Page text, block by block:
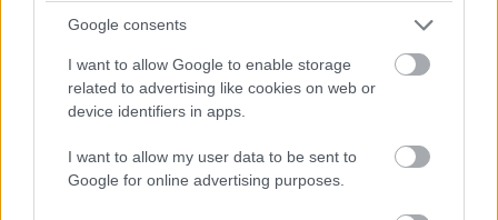
Google consents
I want to allow Google to enable storage
related to advertising like cookies on web or
device identifiers in apps.
I want to allow my user data to be sent to
Google for online advertising purposes.
Időközben bő egy perce zöldre váltott a bokszutca lámpája,
néhányan pedig máris a pályára hajtottak. Nem mindenkinek
sikerült ez jól elsőre. Sergio Pereznek a szerelői segítségére
volt szüksége, mert alig tudott kikanyarodni a garázsból.